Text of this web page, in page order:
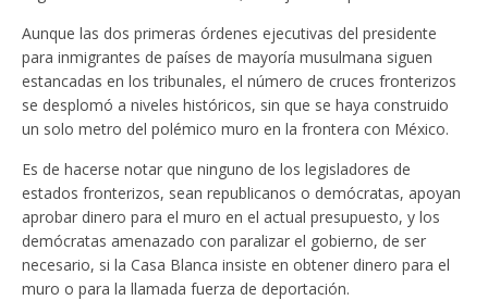
Aunque las dos primeras órdenes ejecutivas del presidente
para inmigrantes de países de mayoría musulmana siguen
estancadas en los tribunales, el número de cruces fronterizos
se desplomó a niveles históricos, sin que se haya construido
un solo metro del polémico muro en la frontera con México.
Es de hacerse notar que ninguno de los legisladores de
estados fronterizos, sean republicanos o demócratas, apoyan
aprobar dinero para el muro en el actual presupuesto, y los
demócratas amenazado con paralizar el gobierno, de ser
necesario, si la Casa Blanca insiste en obtener dinero para el
muro o para la llamada fuerza de deportación.